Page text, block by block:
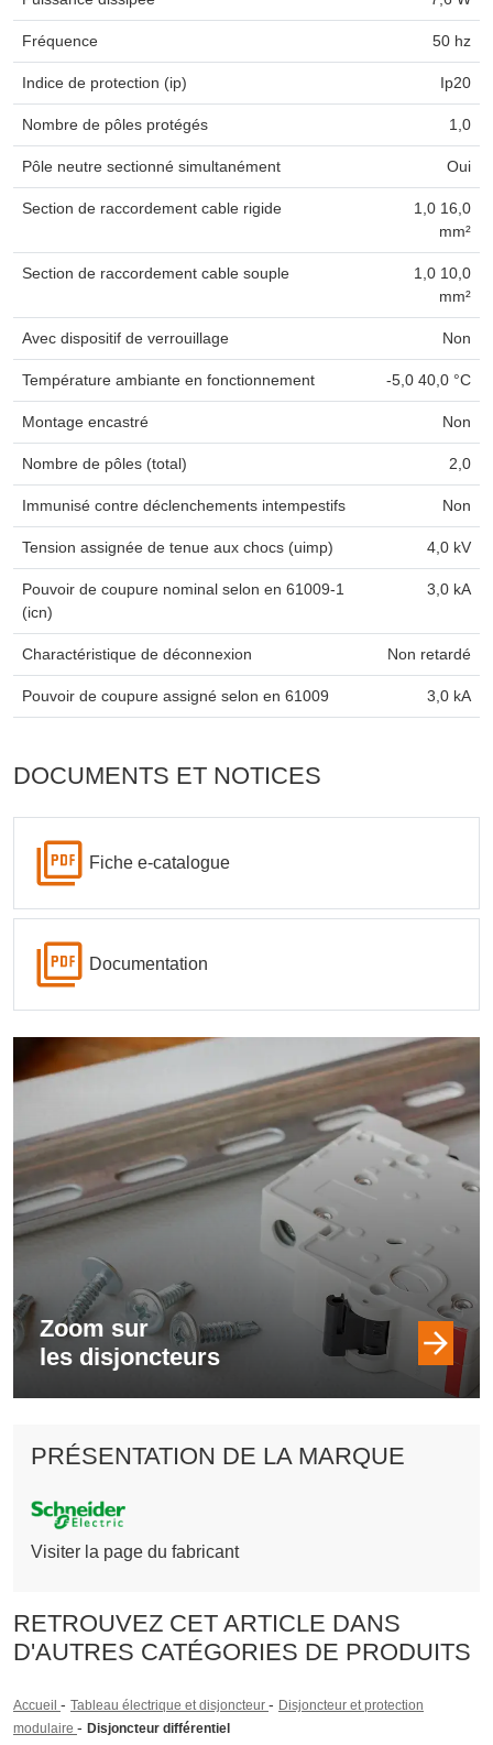
Fréquence 50 hz
Indice de protection (ip) Ip20
Nombre de pôles protégés 1,0
Pôle neutre sectionné simultanément Oui
Section de raccordement cable rigide
1,0 16,0
mm²
Section de raccordement cable souple
1,0 10,0
mm²
Avec dispositif de verrouillage Non
Température ambiante en fonctionnement -5,0 40,0 °C
Montage encastré Non
Nombre de pôles (total) 2,0
Immunisé contre déclenchements intempestifs Non
Tension assignée de tenue aux chocs (uimp) 4,0 kV
Pouvoir de coupure nominal selon en 61009-1
(icn)
3,0 kA
Charactéristique de déconnexion Non retardé
Pouvoir de coupure assigné selon en 61009 3,0 kA
DOCUMENTS ET NOTICES
Fiche e-catalogue
Documentation
Zoom sur
les disjoncteurs
PRÉSENTATION DE LA MARQUE
Visiter la page du fabricant
RETROUVEZ CET ARTICLE DANS
D'AUTRES CATÉGORIES DE PRODUITS
Accueil - Tableau électrique et disjoncteur - Disjoncteur et protection
modulaire - Disjoncteur différentiel